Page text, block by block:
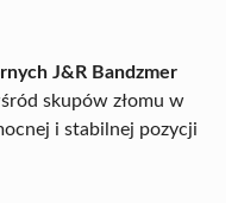
J&R Bandzmer
skupów złomu w
i stabilnej pozycji